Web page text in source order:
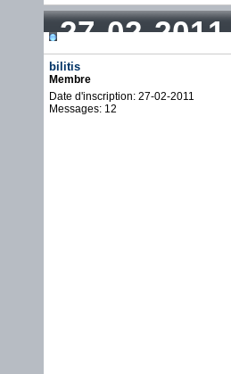
27-02-
bilitis
Membre
Date d'inscription: 27-02-2011
Messages: 12